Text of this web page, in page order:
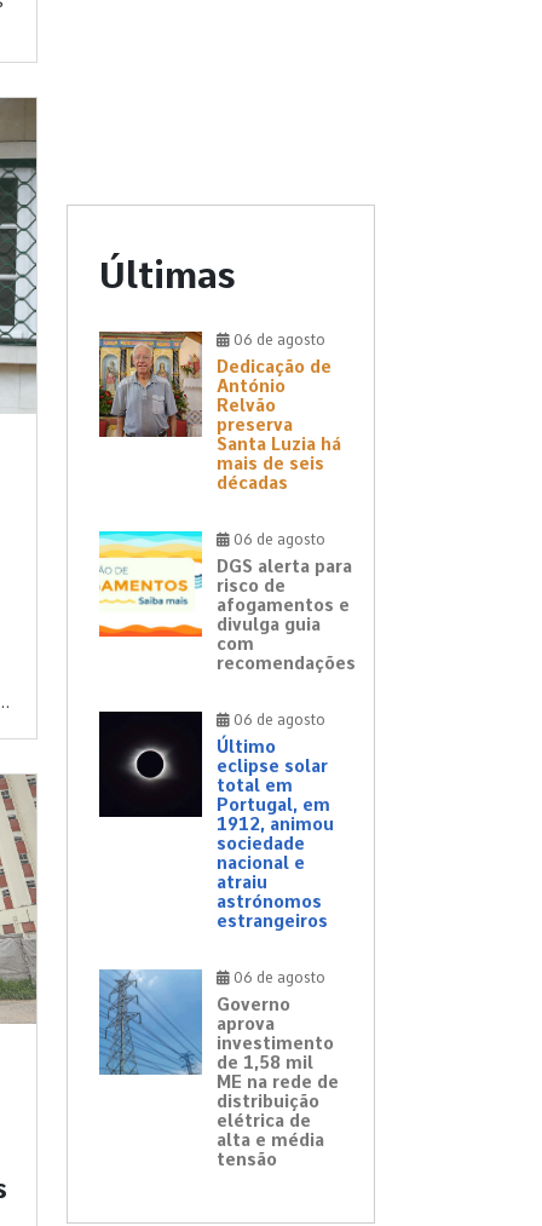
Últimas
06 de agosto
Dedicação de
António
Relvão
preserva
Santa Luzia há
mais de seis
décadas
06 de agosto
DGS alerta para
risco de
afogamentos e
divulga guia
com
recomendações
06 de agosto
Último
eclipse solar
total em
Portugal, em
1912, animou
sociedade
nacional e
atraiu
astrónomos
estrangeiros
06 de agosto
Governo
aprova
investimento
de 1,58 mil
ME na rede de
distribuição
elétrica de
alta e média
tensão